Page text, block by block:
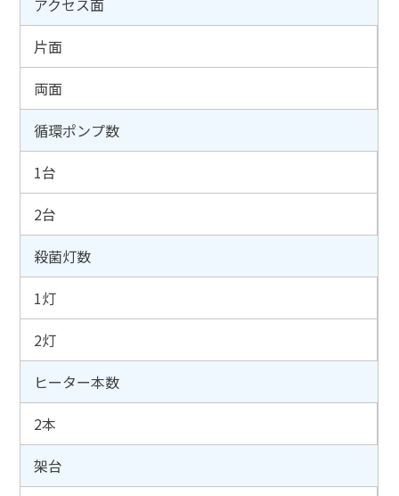
アクセス面
片面
両面
循環ポンプ数
1台
2台
殺菌灯数
1灯
2灯
ヒーター本数
2本
架台